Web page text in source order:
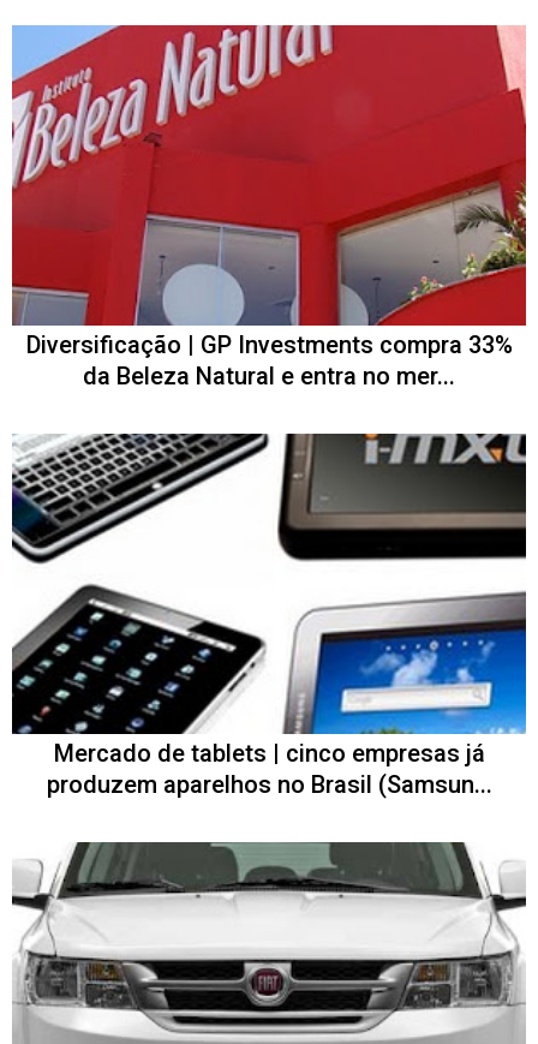
Diversificação | GP Investments compra 33%
da Beleza Natural e entra no mer...
Mercado de tablets | cinco empresas já
produzem aparelhos no Brasil (Samsun...